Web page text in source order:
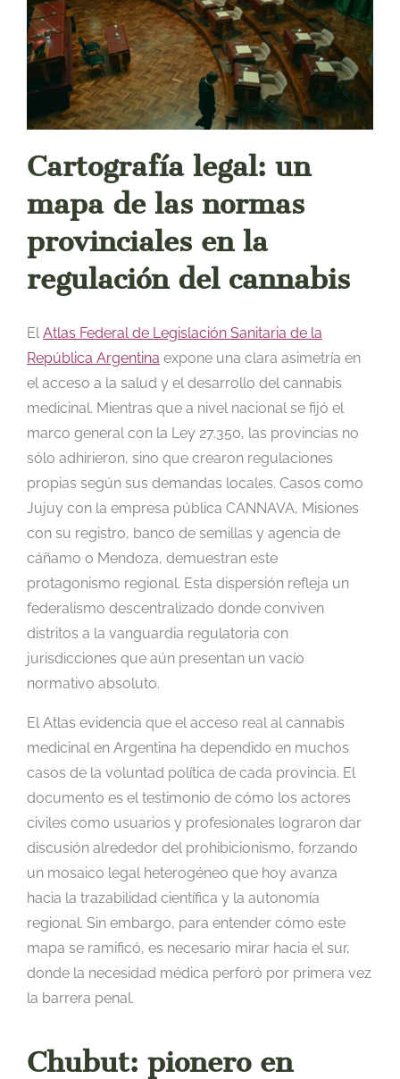
Cartografía legal: un
mapa de las normas
provinciales en la
regulación del cannabis
ElAtlas Federal de Legislación Sanitaria de la
República Argentina expone una clara asimetría en
el acceso a la salud y el desarrollo del cannabis
medicinal. Mientras que a nivel nacional se fijó el
marco general con la Ley 27.350, las provincias no
sólo adhirieron, sino que crearon regulaciones
propias según sus demandas locales. Casos como
Jujuy con la empresa pública CANNAVA, Misiones
con su registro, banco de semillas y agencia de
cáñamo o Mendoza, demuestran este
protagonismo regional. Esta dispersión refleja un
federalismo descentralizado donde conviven
distritos a la vanguardia regulatoria con
jurisdicciones que aún presentan un vacío
normativo absoluto.
El Atlas evidencia que el acceso real al cannabis
medicinal en Argentina ha dependido en muchos
casos de la voluntad política de cada provincia. El
documento es el testimonio de cómo los actores
civiles como usuarios y profesionales lograron dar
discusión alrededor del prohibicionismo, forzando
un mosaico legal heterogéneo que hoy avanza
hacia la trazabilidad científica y la autonomía
regional. Sin embargo, para entender cómo este
mapa se ramificó, es necesario mirar hacia el sur,
donde la necesidad médica perforó por primera vez
la barrera penal.
Chubut: pionero en